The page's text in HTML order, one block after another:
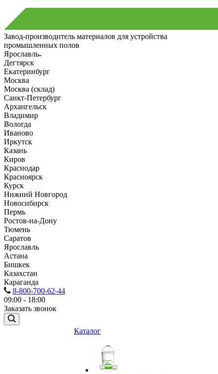
Завод-производитель материалов для устройства
промышленных полов
Ярославль
Дегтярск
Екатеринбург
Москва
Москва (склад)
Санкт-Петербург
Архангельск
Владимир
Вологда
Иваново
Иркутск
Казань
Киров
Краснодар
Красноярск
Курск
Нижний Новгород
Новосибирск
Пермь
Ростов-на-Дону
Тюмень
Саратов
Ярославль
Астана
Бишкек
Казахстан
Караганда
8-800-700-62-44
09:00 - 18:00
Заказать звонок
Каталог